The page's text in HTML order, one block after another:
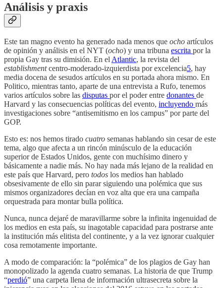
Análisis y praxis
Este tan magno evento ha generado nada menos que ocho artículos
de opinión y análisis en el NYT (ocho) y una tribuna escrita por la
propia Gay tras su dimisión. En el Atlantic, la revista del
establishmentcentro-moderado-izquierdista por excelencia5, hay
media docena de sesudos artículos en su portada ahora mismo. En
Politico, mientras tanto, aparte de una entrevista a Rufo, tenemos
varios artículos sobre las disputas por el poder entre donantes de
Harvard y las consecuencias políticas del evento, incluyendo más
investigaciones sobre “antisemitismo en los campus” por parte del
GOP.
Esto es: nos hemos tirado cuatro semanas hablando sin cesar de este
tema, algo que afecta a un rincón minúsculo de la educación
superior de Estados Unidos, gente con muchísimo dinero y
básicamente a nadie más. No hay nada más lejano de la realidad en
este país que Harvard, pero todos los medios han hablado
obsesivamente de ello sin parar siguiendo una polémica que sus
mismos organizadores decían en voz alta que era una campaña
orquestrada para montar bulla política.
Nunca, nunca dejaré de maravillarme sobre la infinita ingenuidad de
los medios en esta país, su inagotable capacidad para postrarse ante
la institución más elitista del continente, y a la vez ignorar cualquier
cosa remotamente importante.
A modo de comparación: la “polémica” de los plagios de Gay han
monopolizado la agenda cuatro semanas. La historia de que Trump
“perdió” una carpeta llena de información ultrasecreta sobre la